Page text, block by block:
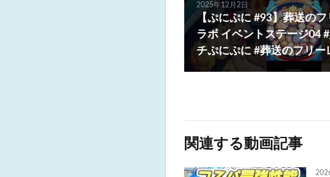
2025年12月2日
【ぷにぷに #93】葬送のフ
ラボ イベントステージ04
チぷにぷに #葬送のフリー
関連する動画記事